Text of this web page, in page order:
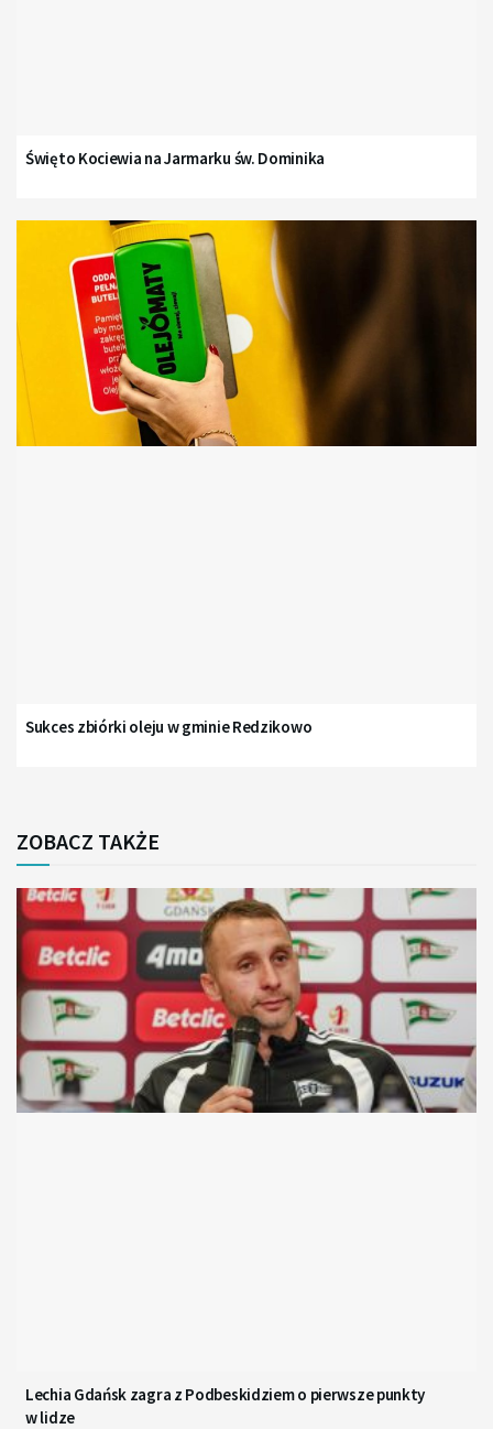
Święto Kociewia na Jarmarku św. Dominika
Sukces zbiórki oleju w gminie Redzikowo
ZOBACZ TAKŻE
Lechia Gdańsk zagra z Podbeskidziem o pierwsze punkty
w lidze